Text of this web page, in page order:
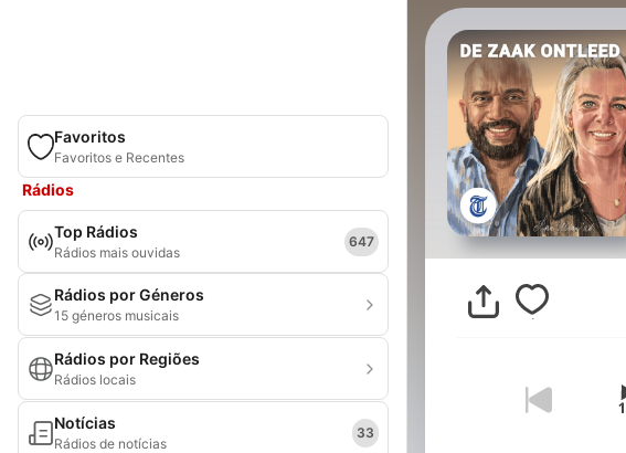
Favoritos
Favoritos e Recentes
Rádios
Top Rádios
Rádios mais ouvidas
647
Rádios por Géneros
15 géneros musicais
Rádios por Regiões
Rádios locais
Notícias
Rádios de notícias
33